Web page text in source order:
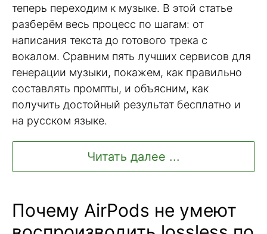
теперь переходим к музыке. В этой статье
разберём весь процесс по шагам: от
написания текста до готового трека с
вокалом. Сравним пять лучших сервисов для
генерации музыки, покажем, как правильно
составлять промпты, и объясним, как
получить достойный результат бесплатно и
на русском языке.
Читать далее ...
Почему AirPods не умеют